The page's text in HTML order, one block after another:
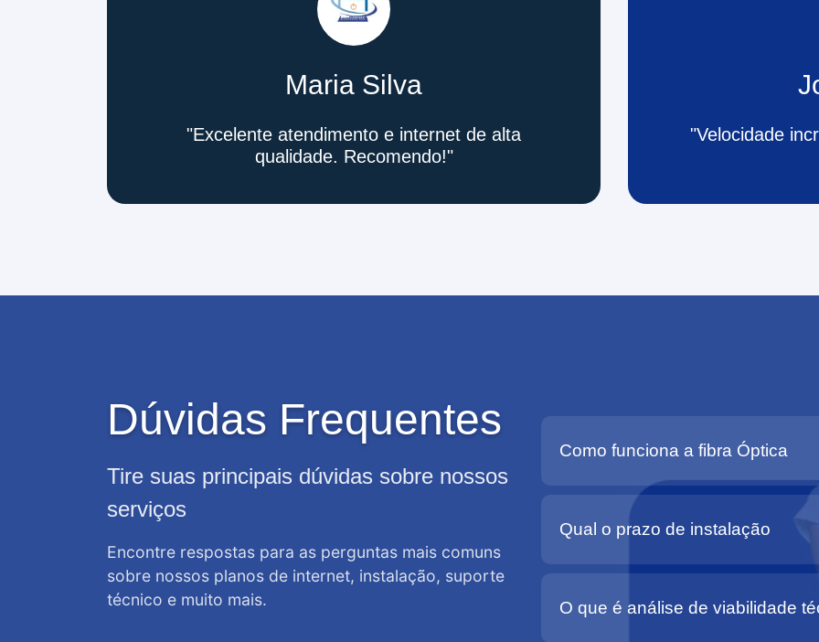
Maria Silva
"Excelente atendimento e internet de alta
qualidade. Recomendo!"
"Velocidade
Dúvidas Frequentes
Tire suas principais dúvidas sobre nossos
serviços
Encontre respostas para as perguntas mais comuns
sobre nossos planos de internet, instalação, suporte
técnico e muito mais.
Como funciona a fibra Óptica
Qual o prazo de instalação
O que é análise de viabilidade